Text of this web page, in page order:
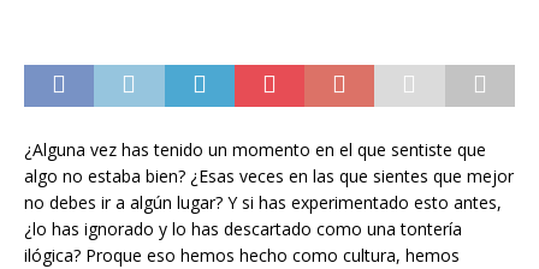
¿Alguna vez has tenido un momento en el que sentiste que
algo no estaba bien? ¿Esas veces en las que sientes que mejor
no debes ir a algún lugar? Y si has experimentado esto antes,
¿lo has ignorado y lo has descartado como una tontería
ilógica? Proque eso hemos hecho como cultura, hemos